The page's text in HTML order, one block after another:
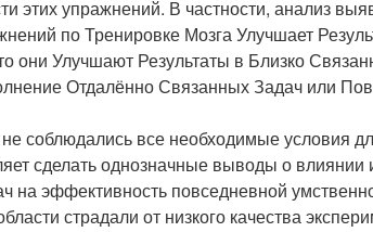
этих упражнений. В частности, анализ
по Тренировке Мозга Улучшает
они Улучшают Результаты в Близко
Отдалённо Связанных Задач или
соблюдались все необходимые условия
сделать однозначные выводы о влиянии
на эффективность повседневной
страдали от низкого качества